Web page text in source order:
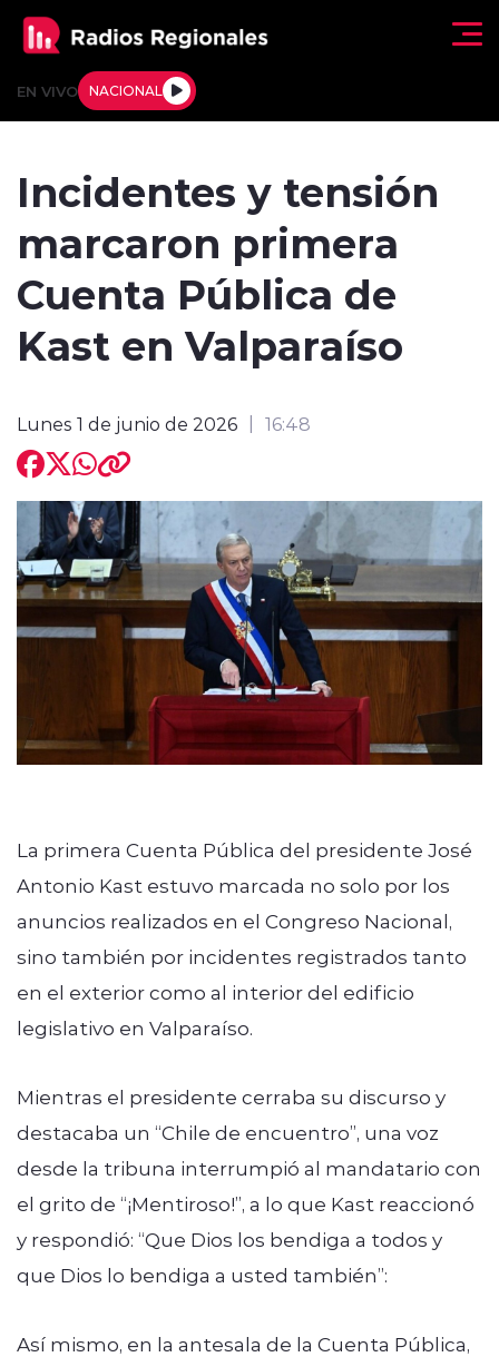
EN VIVO NACIONAL
Regiones al Aire
Entrevistas
modo claro
Incidentes y tensión
marcaron primera
Cuenta Pública de
Kast en Valparaíso
Lunes 1 de junio de 2026 16:48
La primera Cuenta Pública del presidente José
Antonio Kast estuvo marcada no solo por los
anuncios realizados en el Congreso Nacional,
sino también por incidentes registrados tanto
en el exterior como al interior del edificio
legislativo en Valparaíso.
Mientras el presidente cerraba su discurso y
destacaba un “Chile de encuentro”, una voz
desde la tribuna interrumpió al mandatario con
el grito de “¡Mentiroso!”, a lo que Kast reaccionó
y respondió: “Que Dios los bendiga a todos y
que Dios lo bendiga a usted también”:
Así mismo, en la antesala de la Cuenta Pública,